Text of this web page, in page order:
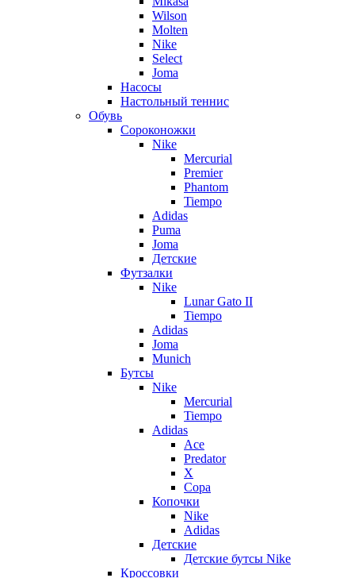
Wilson
Molten
Nike
Select
Joma
Насосы
Настольный теннис
Обувь
Сороконожки
Nike
Mercurial
Premier
Phantom
Tiempo
Adidas
Puma
Joma
Детские
Футзалки
Nike
Lunar Gato II
Tiempo
Adidas
Joma
Munich
Бутсы
Nike
Mercurial
Tiempo
Adidas
Ace
Predator
X
Copa
Копочки
Nike
Adidas
Детские
Детские бутсы Nike
Кроссовки